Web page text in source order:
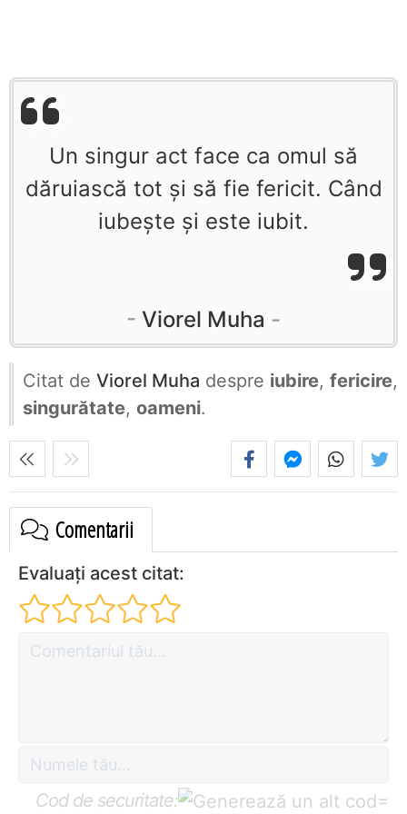
Un singur act face ca omul să
dăruiască tot şi să fie fericit. Când
iubeşte şi este iubit.
Viorel Muha
Citat de Viorel Muha despre iubire, fericire,
singurătate, oameni.
Comentarii
Evaluați acest citat:
Cod de securitate: =